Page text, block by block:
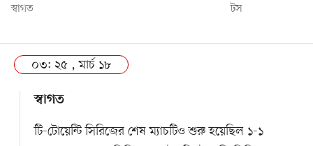
স্বাগত টস
০৩: ২৫ , মার্চ ১৮
স্বাগত
টি-টোয়েন্টি সিরিজের শেষ ম্যাচটিও শুরু হয়েছিল ১-১